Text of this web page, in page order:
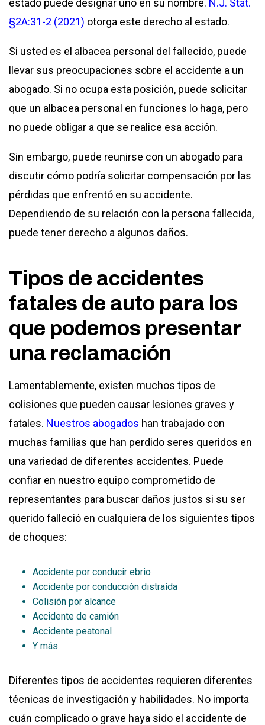
§2A:31-2 (2021) otorga este derecho al estado.
Si usted es el albacea personal del fallecido, puede
llevar sus preocupaciones sobre el accidente a un
abogado. Si no ocupa esta posición, puede solicitar
que un albacea personal en funciones lo haga, pero
no puede obligar a que se realice esa acción.
Sin embargo, puede reunirse con un abogado para
discutir cómo podría solicitar compensación por las
pérdidas que enfrentó en su accidente.
Dependiendo de su relación con la persona fallecida,
puede tener derecho a algunos daños.
Tipos de accidentes
fatales de auto para los
que podemos presentar
una reclamación
Lamentablemente, existen muchos tipos de
colisiones que pueden causar lesiones graves y
fatales. Nuestros abogados han trabajado con
muchas familias que han perdido seres queridos en
una variedad de diferentes accidentes. Puede
confiar en nuestro equipo comprometido de
representantes para buscar daños justos si su ser
querido falleció en cualquiera de los siguientes tipos
de choques:
Accidente por conducir ebrio
Accidente por conducción distraída
Colisión por alcance
Accidente de camión
Accidente peatonal
Y más
Diferentes tipos de accidentes requieren diferentes
técnicas de investigación y habilidades. No importa
cuán complicado o grave haya sido el accidente de